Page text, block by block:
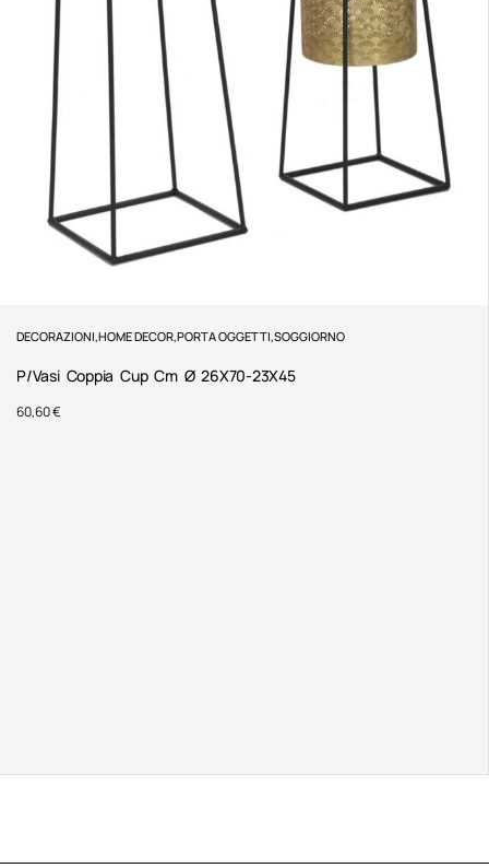
DECORAZIONI,HOME DECOR,PORTA OGGETTI,SOGGIORNO
P/Vasi Coppia Cup Cm Ø 26X70-23X45
60,60€